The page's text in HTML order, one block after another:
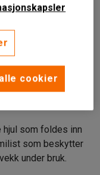
som foldes inn
som beskytter
under bruk.
cookier